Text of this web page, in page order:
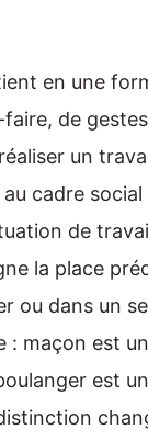
en une
faire, de
un
cadre
de
la place
ou dans un
: maçon est
est